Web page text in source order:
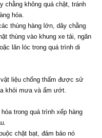
chằng không quá chặt, tránh
hóa.
thùng hàng lớn, dây chằng
thùng vào khung xe tải, ngăn
lăn lóc trong quá trình di
liệu chống thấm được sử
khỏi mưa và ẩm ướt.
trong quá trình xếp hàng
chặt bạt, đảm bảo nó